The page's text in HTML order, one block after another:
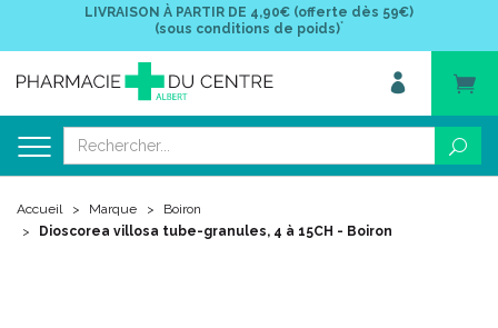
LIVRAISON À PARTIR DE 4,90€ (offerte dès 59€)
(sous conditions de poids)*
Accueil Marque
Boiron
Dioscorea villosa tube-granules, 4 à 15CH - Boiron